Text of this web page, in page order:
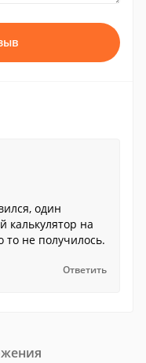
один
калькулятор на
то не получилось.
Ответить